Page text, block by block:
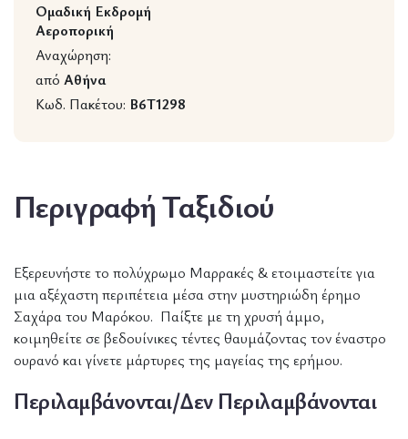
Ομαδική Εκδρομή
Αεροπορική
Αναχώρηση:
από Αθήνα
Κωδ. Πακέτου: B6T1298
Περιγραφή Ταξιδιού
Εξερευνήστε το πολύχρωμο Μαρρακές & ετοιμαστείτε για
μια αξέχαστη περιπέτεια μέσα στην μυστηριώδη έρημο
Σαχάρα του Μαρόκου. Παίξτε με τη χρυσή άμμο,
κοιμηθείτε σε βεδουίνικες τέντες θαυμάζοντας τον έναστρο
ουρανό και γίνετε μάρτυρες της μαγείας της ερήμου.
Περιλαμβάνονται/Δεν Περιλαμβάνονται